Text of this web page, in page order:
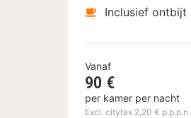
Inclusief ontbijt
Vanaf
90 €
per kamer per nacht
Excl. citytax 2,20 €